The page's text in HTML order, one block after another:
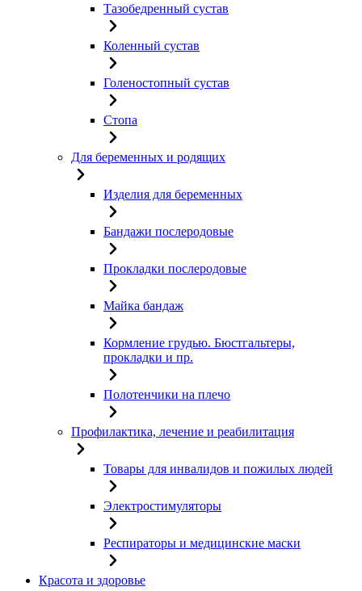
Тазобедренный сустав
Коленный сустав
Голеностопный сустав
Стопа
Для беременных и родящих
Изделия для беременных
Бандажи послеродовые
Прокладки послеродовые
Майка бандаж
Кормление грудью. Бюстгальтеры,
прокладки и пр.
Полотенчики на плечо
Профилактика, лечение и реабилитация
Товары для инвалидов и пожилых людей
Электростимуляторы
Респираторы и медицинские маски
Красота и здоровье